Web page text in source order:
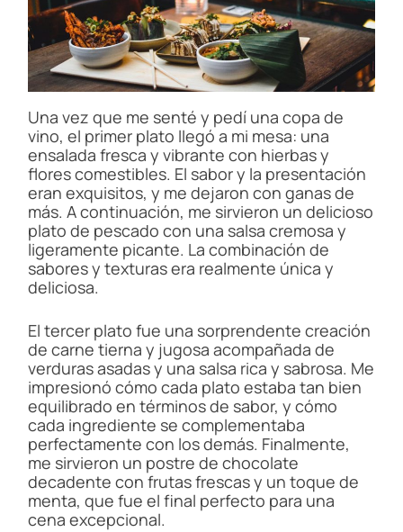
Una vez que me senté y pedí una copa de
vino, el primer plato llegó a mi mesa: una
ensalada fresca y vibrante con hierbas y
flores comestibles. El sabor y la presentación
eran exquisitos, y me dejaron con ganas de
más. A continuación, me sirvieron un delicioso
plato de pescado con una salsa cremosa y
ligeramente picante. La combinación de
sabores y texturas era realmente única y
deliciosa.
El tercer plato fue una sorprendente creación
de carne tierna y jugosa acompañada de
verduras asadas y una salsa rica y sabrosa. Me
impresionó cómo cada plato estaba tan bien
equilibrado en términos de sabor, y cómo
cada ingrediente se complementaba
perfectamente con los demás. Finalmente,
me sirvieron un postre de chocolate
decadente con frutas frescas y un toque de
menta, que fue el final perfecto para una
cena excepcional.